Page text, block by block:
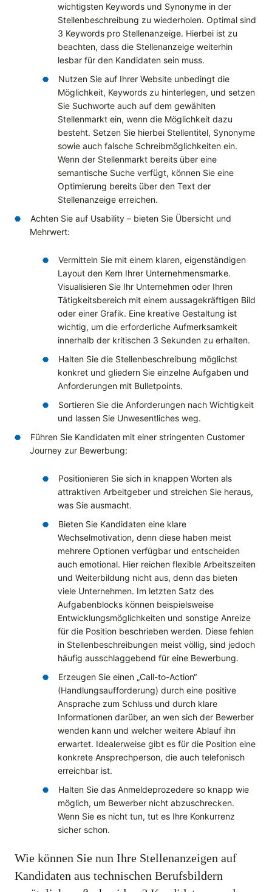
wichtigsten Keywords und Synonyme in der
Stellenbeschreibung zu wiederholen. Optimal sind
3 Keywords pro Stellenanzeige. Hierbei ist zu
beachten, dass die Stellenanzeige weiterhin
lesbar für den Kandidaten sein muss.
Nutzen Sie auf Ihrer Website unbedingt die
Möglichkeit, Keywords zu hinterlegen, und setzen
Sie Suchworte auch auf dem gewählten
Stellenmarkt ein, wenn die Möglichkeit dazu
besteht. Setzen Sie hierbei Stellentitel, Synonyme
sowie auch falsche Schreibmöglichkeiten ein.
Wenn der Stellenmarkt bereits über eine
semantische Suche verfügt, können Sie eine
Optimierung bereits über den Text der
Stellenanzeige erreichen.
Achten Sie auf Usability – bieten Sie Übersicht und
Mehrwert:
Vermitteln Sie mit einem klaren, eigenständigen
Layout den Kern Ihrer Unternehmensmarke.
Visualisieren Sie Ihr Unternehmen oder Ihren
Tätigkeitsbereich mit einem aussagekräftigen Bild
oder einer Grafik. Eine kreative Gestaltung ist
wichtig, um die erforderliche Aufmerksamkeit
innerhalb der kritischen 3 Sekunden zu erhalten.
Halten Sie die Stellenbeschreibung möglichst
konkret und gliedern Sie einzelne Aufgaben und
Anforderungen mit Bulletpoints.
Sortieren Sie die Anforderungen nach Wichtigkeit
und lassen Sie Unwesentliches weg.
Führen Sie Kandidaten mit einer stringenten Customer
Journey zur Bewerbung:
Positionieren Sie sich in knappen Worten als
attraktiven Arbeitgeber und streichen Sie heraus,
was Sie ausmacht.
Bieten Sie Kandidaten eine klare
Wechselmotivation, denn diese haben meist
mehrere Optionen verfügbar und entscheiden
auch emotional. Hier reichen flexible Arbeitszeiten
und Weiterbildung nicht aus, denn das bieten
viele Unternehmen. Im letzten Satz des
Aufgabenblocks können beispielsweise
Entwicklungsmöglichkeiten und sonstige Anreize
für die Position beschrieben werden. Diese fehlen
in Stellenbeschreibungen meist völlig, sind jedoch
häufig ausschlaggebend für eine Bewerbung.
Erzeugen Sie einen „Call-to-Action“
(Handlungsaufforderung) durch eine positive
Ansprache zum Schluss und durch klare
Informationen darüber, an wen sich der Bewerber
wenden kann und welcher weitere Ablauf ihn
erwartet. Idealerweise gibt es für die Position eine
konkrete Ansprechperson, die auch telefonisch
erreichbar ist.
Halten Sie das Anmeldeprozedere so knapp wie
möglich, um Bewerber nicht abzuschrecken.
Wenn Sie es nicht tun, tut es Ihre Konkurrenz
sicher schon.
Wie können Sie nun Ihre Stellenanzeigen auf
Kandidaten aus technischen Berufsbildern